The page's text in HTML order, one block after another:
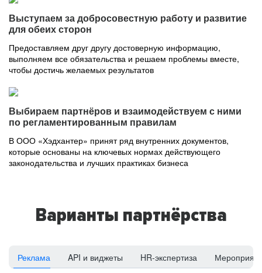
Выступаем за добросовестную работу и развитие
для обеих сторон
Предоставляем друг другу достоверную информацию,
выполняем все обязательства и решаем проблемы вместе,
чтобы достичь желаемых результатов
Выбираем партнёров и взаимодействуем с ними
по регламентированным правилам
В ООО «Хэдхантер» принят ряд внутренних документов,
которые основаны на ключевых нормах действующего
законодательства и лучших практиках бизнеса
Варианты партнёрства
Реклама API и виджеты HR-экспертиза